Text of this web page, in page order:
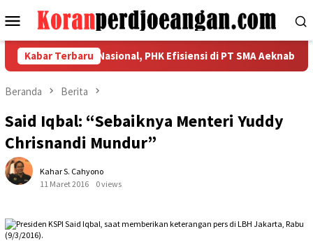
ke
Menu
Mobile
Kabar Terbaru
Kekuatan Nasional, PHK Efisiensi di PT SMA Aeknabara Jadi
Beranda Berita
Said Iqbal: “Sebaiknya Menteri Yuddy
Chrisnandi Mundur”
Kahar S. Cahyono
11 Maret 2016
0 views